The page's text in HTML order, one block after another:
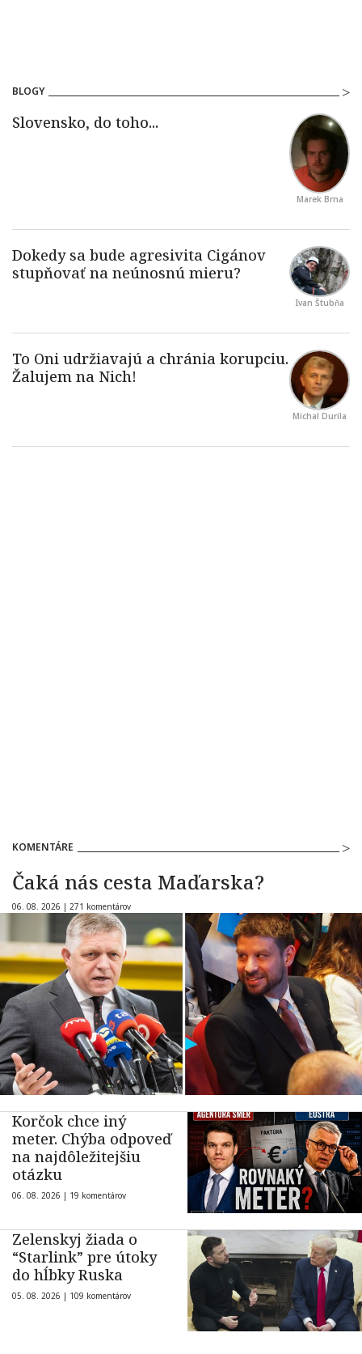
BLOGY
Marek Brna
Ivan Štubňa
Michal Durila
KOMENTÁRE
Čaká nás cesta Maďarska?
06. 08. 2026 | 271 komentárov
Korčok chce iný
meter. Chýba odpoveď
na najdôležitejšiu
otázku
06. 08. 2026 | 19 komentárov
Zelenskyj žiada o
“Starlink” pre útoky
do hĺbky Ruska
05. 08. 2026 | 109 komentárov